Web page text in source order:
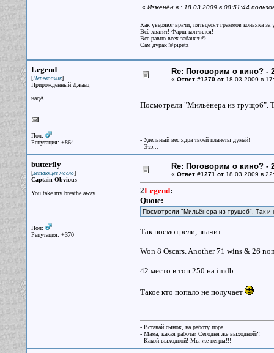
« Изменён в : 18.03.2009 в 08:51:44
Как уверяют врачи, пятьдесят граммов коньяка
Всё хватит! Фарш кончился!
Все равно всех забанят ©
Сам дурак!©pipetz
Legend
[Переводчик]
Прирожденный Джаец
надА
Пол:
Репутация: +864
Re: Поговорим о кино? -
« Ответ #1270 от18.03.2009 в
Посмотрели "Мильёнера из трущоб".
- Удельный вес ядра твоей планеты думай!
- Эээ...
butterfly
[летающее масло]
Captain Obvious
You take my breathe away..
Пол:
Репутация: +370
Re: Поговорим о кино? -
« Ответ #1271 от18.03.2009 в
2Legend:
Quote:
Посмотрели "Мильёнера из трущоб". Так и
Так посмотрели, значит.
Won 8 Oscars. Another 71 wins & 26
42 место в топ 250 на imdb.
Такое кто попало не получает
- Вставай сынок, на работу пора.
- Мама, какая работа? Сегодня же выходной?!
- Какой выходной! Мы же негры!!!